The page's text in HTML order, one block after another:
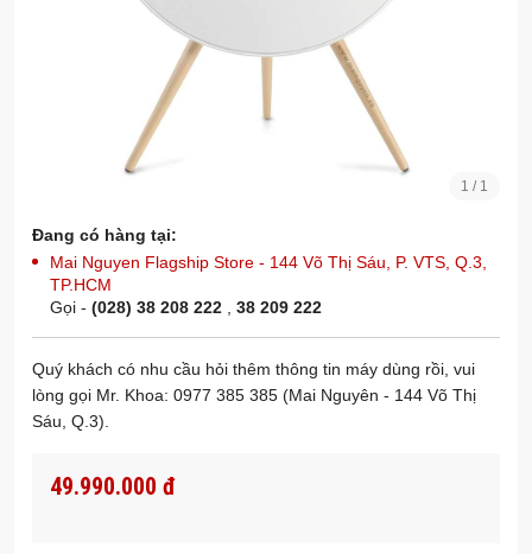
1 / 1
Đang có hàng tại:
Mai Nguyen Flagship Store - 144 Võ Thị Sáu, P. VTS, Q.3,
TP.HCM
Gọi - (028) 38 208 222 38 209 222
Quý khách có nhu cầu hỏi thêm thông tin máy dùng rồi, vui
lòng gọi Mr. Khoa: 0977 385 385 (Mai Nguyên - 144 Võ Thị
Sáu, Q.3).
49.990.000 đ